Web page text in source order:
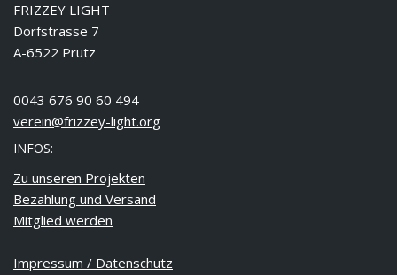
FRIZZEY LIGHT
Dorfstrasse 7
A-6522 Prutz
0043 676 90 60 494
verein@frizzey-light.org
INFOS:
Zu unseren Projekten
Bezahlung und Versand
Mitglied werden
Impressum / Datenschutz